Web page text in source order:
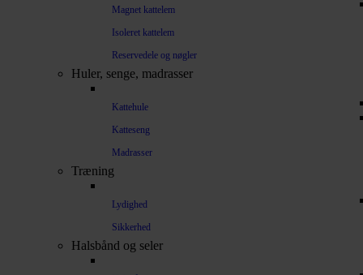
Magnet kattelem
Isoleret kattelem
Reservedele og nøgler
Huler, senge, madrasser
Kattehule
Katteseng
Madrasser
Træning
Lydighed
Sikkerhed
Halsbånd og seler